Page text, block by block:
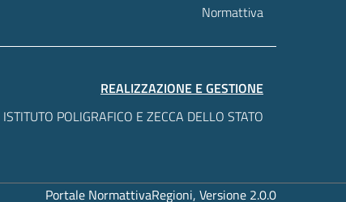
Normattiva
REALIZZAZIONE E GESTIONE
ISTITUTO POLIGRAFICO E ZECCA DELLO STATO
Portale NormattivaRegioni, Versione 2.0.0